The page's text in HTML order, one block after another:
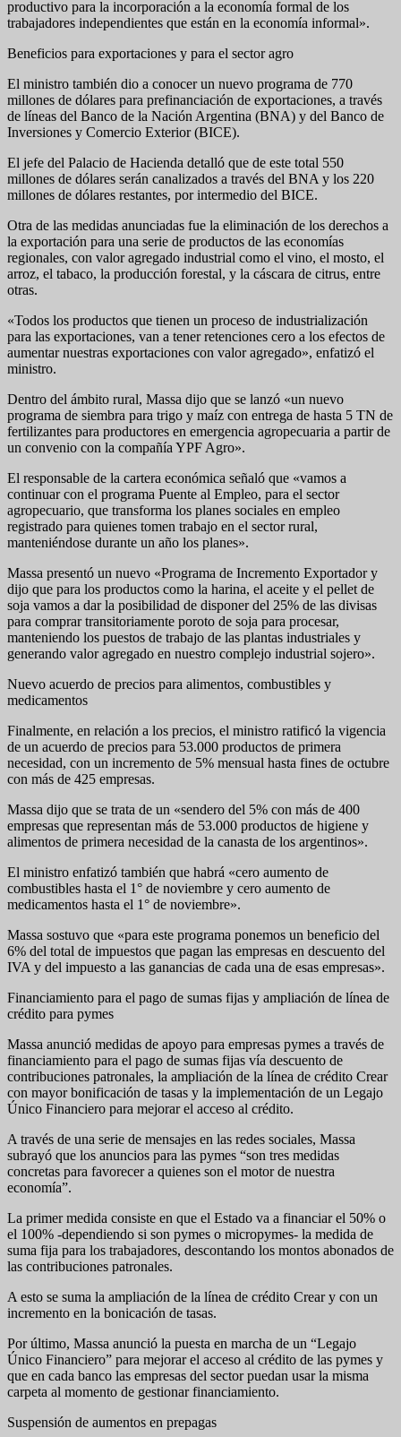
productivo para la incorporación a la economía formal de los
trabajadores independientes que están en la economía informal».
Beneficios para exportaciones y para el sector agro
El ministro también dio a conocer un nuevo programa de 770
millones de dólares para prefinanciación de exportaciones, a través
de líneas del Banco de la Nación Argentina (BNA) y del Banco de
Inversiones y Comercio Exterior (BICE).
El jefe del Palacio de Hacienda detalló que de este total 550
millones de dólares serán canalizados a través del BNA y los 220
millones de dólares restantes, por intermedio del BICE.
Otra de las medidas anunciadas fue la eliminación de los derechos a
la exportación para una serie de productos de las economías
regionales, con valor agregado industrial como el vino, el mosto, el
arroz, el tabaco, la producción forestal, y la cáscara de citrus, entre
otras.
«Todos los productos que tienen un proceso de industrialización
para las exportaciones, van a tener retenciones cero a los efectos de
aumentar nuestras exportaciones con valor agregado», enfatizó el
ministro.
Dentro del ámbito rural, Massa dijo que se lanzó «un nuevo
programa de siembra para trigo y maíz con entrega de hasta 5 TN de
fertilizantes para productores en emergencia agropecuaria a partir de
un convenio con la compañía YPF Agro».
El responsable de la cartera económica señaló que «vamos a
continuar con el programa Puente al Empleo, para el sector
agropecuario, que transforma los planes sociales en empleo
registrado para quienes tomen trabajo en el sector rural,
manteniéndose durante un año los planes».
Massa presentó un nuevo «Programa de Incremento Exportador y
dijo que para los productos como la harina, el aceite y el pellet de
soja vamos a dar la posibilidad de disponer del 25% de las divisas
para comprar transitoriamente poroto de soja para procesar,
manteniendo los puestos de trabajo de las plantas industriales y
generando valor agregado en nuestro complejo industrial sojero».
Nuevo acuerdo de precios para alimentos, combustibles y
medicamentos
Finalmente, en relación a los precios, el ministro ratificó la vigencia
de un acuerdo de precios para 53.000 productos de primera
necesidad, con un incremento de 5% mensual hasta fines de octubre
con más de 425 empresas.
Massa dijo que se trata de un «sendero del 5% con más de 400
empresas que representan más de 53.000 productos de higiene y
alimentos de primera necesidad de la canasta de los argentinos».
El ministro enfatizó también que habrá «cero aumento de
combustibles hasta el 1° de noviembre y cero aumento de
medicamentos hasta el 1° de noviembre».
Massa sostuvo que «para este programa ponemos un beneficio del
6% del total de impuestos que pagan las empresas en descuento del
IVA y del impuesto a las ganancias de cada una de esas empresas».
Financiamiento para el pago de sumas fijas y ampliación de línea de
crédito para pymes
Massa anunció medidas de apoyo para empresas pymes a través de
financiamiento para el pago de sumas fijas vía descuento de
contribuciones patronales, la ampliación de la línea de crédito Crear
con mayor bonificación de tasas y la implementación de un Legajo
Único Financiero para mejorar el acceso al crédito.
A través de una serie de mensajes en las redes sociales, Massa
subrayó que los anuncios para las pymes “son tres medidas
concretas para favorecer a quienes son el motor de nuestra
economía”.
La primer medida consiste en que el Estado va a financiar el 50% o
el 100% -dependiendo si son pymes o micropymes- la medida de
suma fija para los trabajadores, descontando los montos abonados de
las contribuciones patronales.
A esto se suma la ampliación de la línea de crédito Crear y con un
incremento en la bonicación de tasas.
Por último, Massa anunció la puesta en marcha de un “Legajo
Único Financiero” para mejorar el acceso al crédito de las pymes y
que en cada banco las empresas del sector puedan usar la misma
carpeta al momento de gestionar financiamiento.
Suspensión de aumentos en prepagas